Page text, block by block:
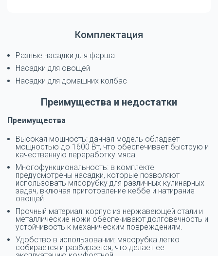
Комплектация
Разные насадки для фарша
Насадки для овощей
Насадки для домашних колбас
Преимущества и недостатки
Преимущества
Высокая мощность: данная модель обладает
мощностью до 1600 Вт, что обеспечивает быструю и
качественную переработку мяса.
Многофункциональность: в комплекте
предусмотрены насадки, которые позволяют
использовать мясорубку для различных кулинарных
задач, включая приготовление кеббе и натирание
овощей.
Прочный материал: корпус из нержавеющей стали и
металлические ножи обеспечивают долговечность и
устойчивость к механическим повреждениям.
Удобство в использовании: мясорубка легко
собирается и разбирается, что делает ее